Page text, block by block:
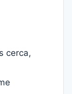
cerca,